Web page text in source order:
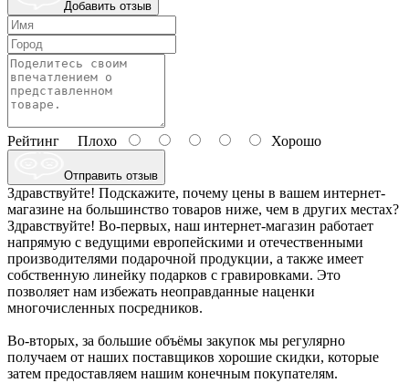
Добавить отзыв
Рейтинг Плохо Хорошо
Отправить отзыв
Здравствуйте! Подскажите, почему цены в вашем интернет-
магазине на большинство товаров ниже, чем в других местах?
Здравствуйте! Во-первых, наш интернет-магазин работает
напрямую с ведущими европейскими и отечественными
производителями подарочной продукции, а также имеет
собственную линейку подарков с гравировками. Это
позволяет нам избежать неоправданные наценки
многочисленных посредников.
Во-вторых, за большие объёмы закупок мы регулярно
получаем от наших поставщиков хорошие скидки, которые
затем предоставляем нашим конечным покупателям.